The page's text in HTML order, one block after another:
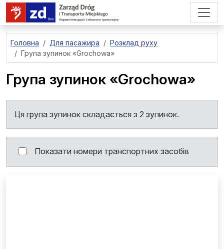
перейти до основного вмісту
Головна Для пасажира
Розклад руху
Група зупинок «Grochowa»
Група зупинок «Grochowa»
Ця група зупинок складається з 2 зупинок.
Показати номери транспортних засобів